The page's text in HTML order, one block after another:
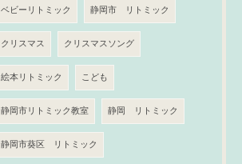
ベビーリトミック 静岡市 リトミック
クリスマス クリスマスソング
絵本リトミック こども
静岡市リトミック教室 静岡 リトミック
静岡市葵区 リトミック